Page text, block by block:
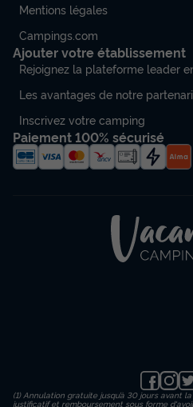
surélevée | TV
Annulation gratuite
Récent
MOBILHOME 6 personnes -
Mentions légales
Campings.com
Ajouter votre établissement
Rejoignez la plateforme leader
Les avantages de notre
Inscrivez votre camping
Paiement 100% sécurisé
(1) Annulation gratuite jusqu’à 30 jours avant
justificatif et remboursement sous forme